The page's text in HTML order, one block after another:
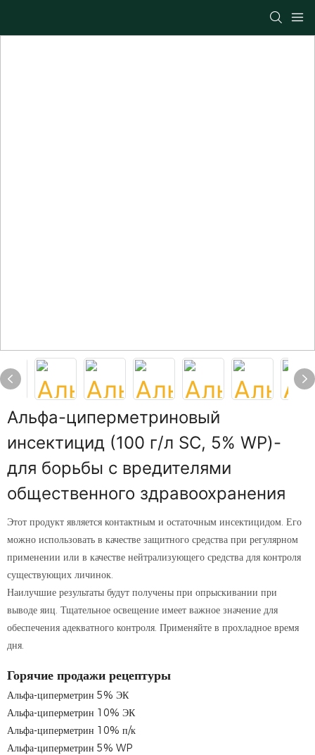
Альфа-циперметриновый
инсектицид (100 г/л SC, 5% WP)-
для борьбы с вредителями
общественного здравоохранения
Этот продукт является контактным и остаточным инсектицидом. Его
можно использовать в качестве защитного средства при регулярном
применении или в качестве нейтрализующего средства для контроля
существующих личинок.
Наилучшие результаты будут получены при опрыскивании при
выводе яиц. Тщательное освещение имеет важное значение для
обеспечения адекватного контроля. Применяйте в прохладное время
дня.
Горячие продажи рецептуры
Альфа-циперметрин 5% ЭК
Альфа-циперметрин 10% ЭК
Альфа-циперметрин 10% п/к
Альфа-циперметрин 5% WP